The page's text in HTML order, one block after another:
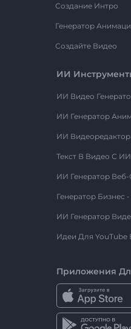
Создание Интро
Генератор
Создайте Видео
ИИ
ИИ Видео
ИИ Генератор
ИИ Видеоредактор
Текст В Видео С ИИ
ИИ Генератор Веб-
Генератор Бизнес
ИИ Генератор
Идеи Для YouTube
Приложения